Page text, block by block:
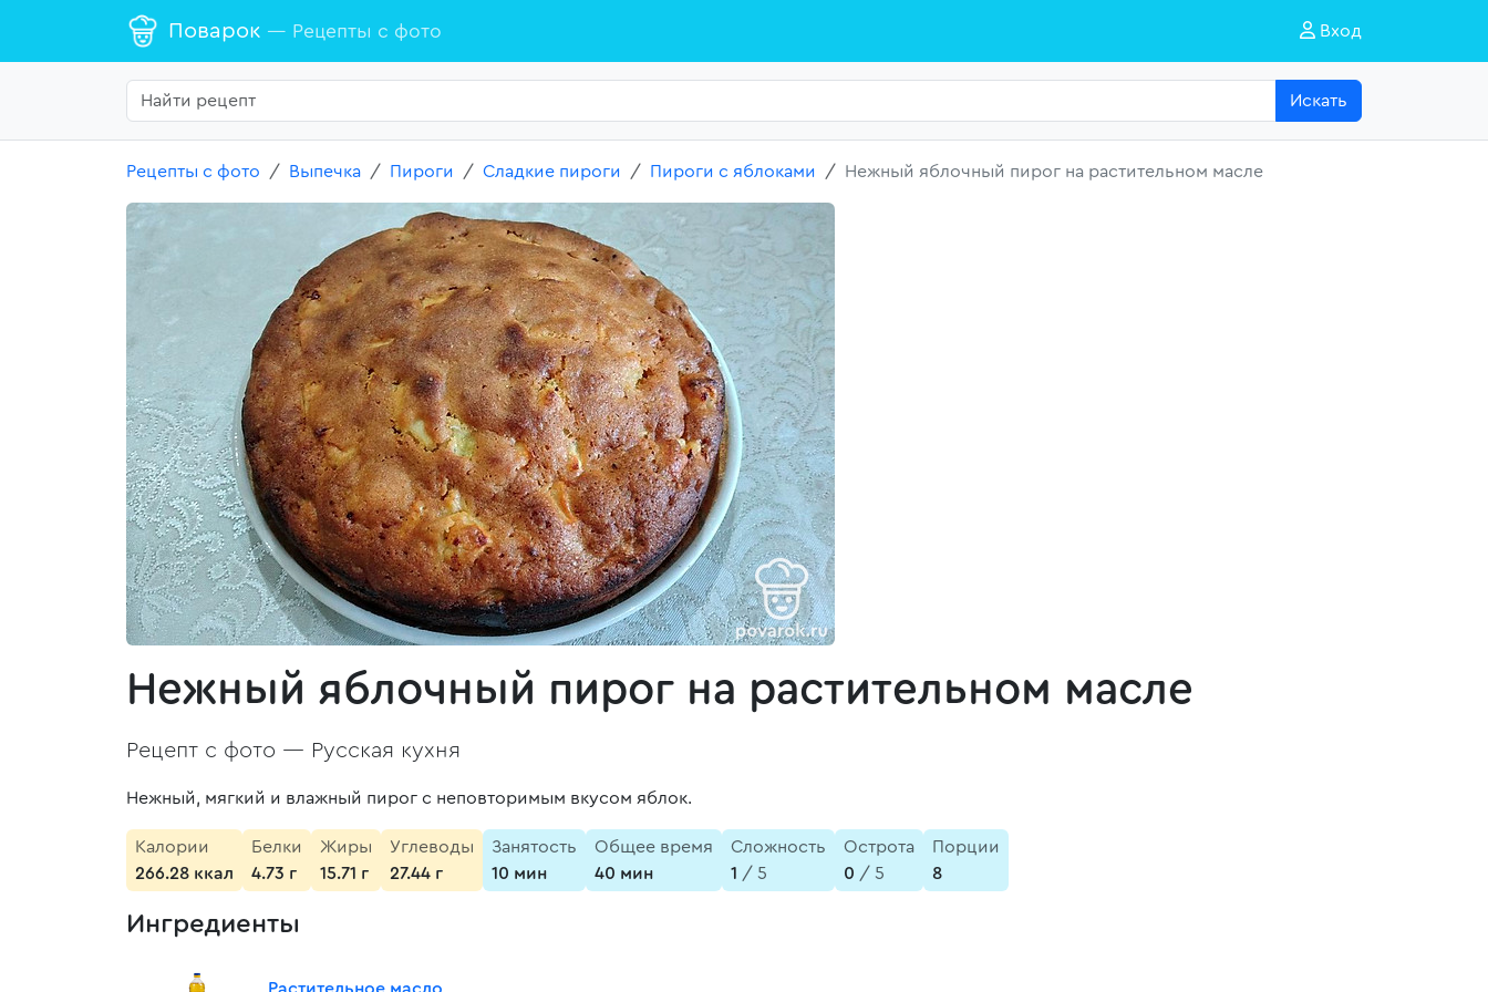
Поварок — Рецепты с фото Вход
Искать
Рецепты с фото Выпечка Пироги Сладкие пироги Пироги с яблоками Нежный яблочный пирог на растительном масле
Нежный яблочный пирог на растительном масле
Рецепт с фото — Русская кухня
Нежный, мягкий и влажный пирог с неповторимым вкусом яблок.
Калории
266.28 ккал
Белки
4.73 г
Жиры
15.71 г
Углеводы
27.44 г
Занятость
10 мин
Общее время
40 мин
Сложность
1 / 5
Острота
0 / 5
Порции
8
Ингредиенты